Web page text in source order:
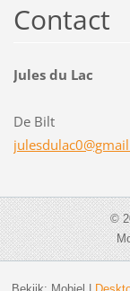
Contact
Jules du Lac
De Bilt
julesdulac0@gmai
©